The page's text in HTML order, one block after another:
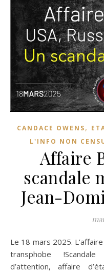
CANDACE OWENS,
L'INFO NON
Affaire
scandale
Jean-
Le 18 mars 2025. L’affaire Brigitte est TOUT sauf un ragot
transphobe
d’attention, affaire